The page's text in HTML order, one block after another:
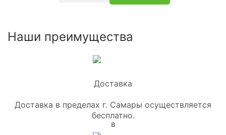
Наши преимущества
Доставка в пределах г. Самары осуществляется
бесплатно.